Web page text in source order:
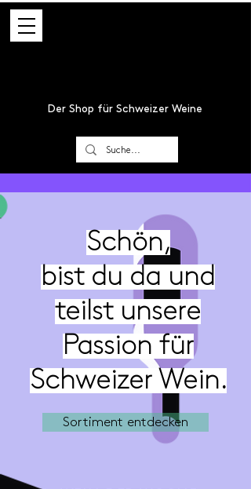
Der Shop für Schweizer Weine
Schön,
bist du da und
teilst unsere
Passion für
Schweizer Wein.
Sortiment entdecken